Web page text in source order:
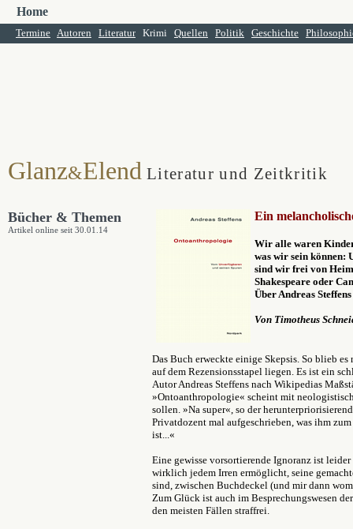
Home
Termine Autoren Literatur Krimi Quellen Politik Geschichte
Glanz&Elend Literatur und Zeitkritik
Bücher & Themen
Artikel online seit 30.01.14
Ein
Wir alle waren
was wir sein können:
sind wir frei von
Shakespeare oder
Über Andreas
Von Timotheus
Das Buch erweckte einige Skepsis. So blieb
auf dem Rezensionsstapel liegen. Es ist ein
Autor Andreas Steffens nach Wikipedias
»Ontoanthropologie« scheint mit
sollen. »Na super«, so der
Privatdozent mal aufgeschrieben, was ihm
ist...«
Eine gewisse vorsortierende Ignoranz ist
wirklich jedem Irren ermöglicht, seine
sind, zwischen Buchdeckel (und mir dann
Zum Glück ist auch im Besprechungswesen
den meisten Fällen straffrei.